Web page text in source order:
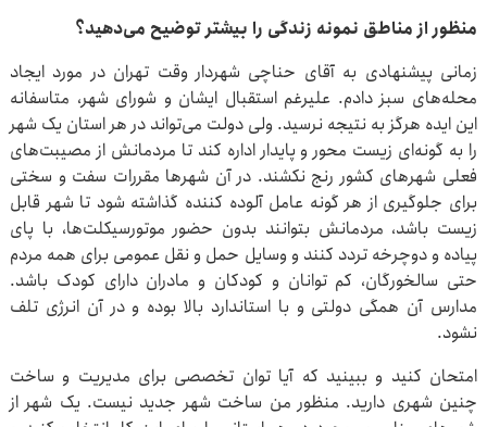
منظور از مناطق نمونه زندگی را بیشتر توضیح می‌دهید؟
زمانی پیشنهادی به آقای حناچی شهردار وقت تهران در مورد ایجاد
محله‌های سبز دادم. علیرغم استقبال ایشان و شورای شهر، متاسفانه
این ایده هرگز به نتیجه نرسید. ولی دولت می‌تواند در هر استان یک شهر
را به گونه‌ای زیست محور و پایدار اداره کند تا مردمانش از مصیبت‌های
فعلی شهرهای کشور رنج نکشند. در آن شهرها مقررات سفت و سختی
برای جلوگیری از هر گونه عامل آلوده کننده گذاشته شود تا شهر قابل
زیست باشد، مردمانش بتوانند بدون حضور موتورسیکلت‌ها، با پای
پیاده و دوچرخه تردد کنند و وسایل حمل و نقل عمومی برای همه مردم
حتی سالخورگان، کم توانان و کودکان و مادران دارای کودک باشد.
مدارس آن همگی دولتی و با استاندارد بالا بوده و در آن انرژی تلف
نشود.
امتحان کنید و ببینید که آیا توان تخصصی برای مدیریت و ساخت
چنین شهری دارید. منظور من ساخت شهر جدید نیست. یک شهر از